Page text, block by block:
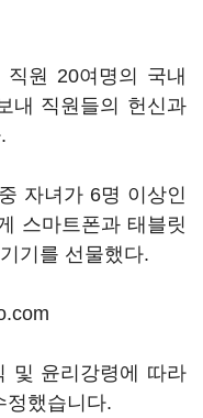
원 20여명의 국내
내 직원들의 헌신과
자녀가 6명 이상인
스마트폰과 태블릿
기를 선물했다.
및 윤리강령에 따라
정했습니다.